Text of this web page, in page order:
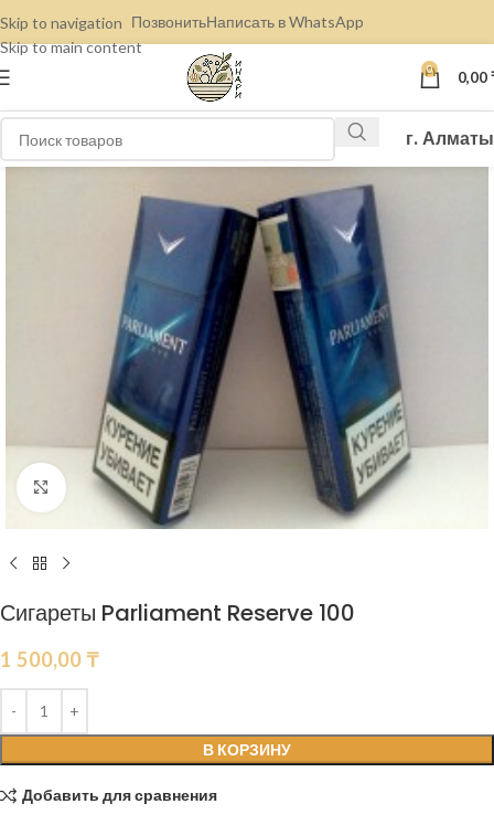
Skip to navigation
Skip to main content
ПозвонитьНаписать в WhatsApp
0 0,00
г. Алматы
Нажмите, чтобы увеличить
Сигареты Parliament Reserve 100
1 500,00 ₸
В КОРЗИНУ
Добавить для сравнения